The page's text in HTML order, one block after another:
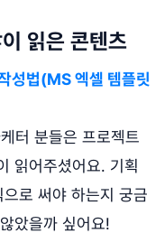
읽은 콘텐츠
성법(MS 엑셀 템플릿
터 분들은 프로젝트
읽어주셨어요. 기획
로 써야 하는지 궁금
았을까 싶어요!